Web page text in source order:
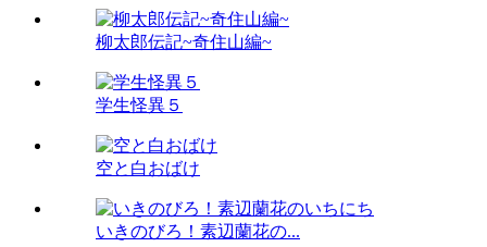
柳太郎伝記~奇住山編~
学生怪異５
空と白おばけ
いきのびろ！素辺蘭花の...